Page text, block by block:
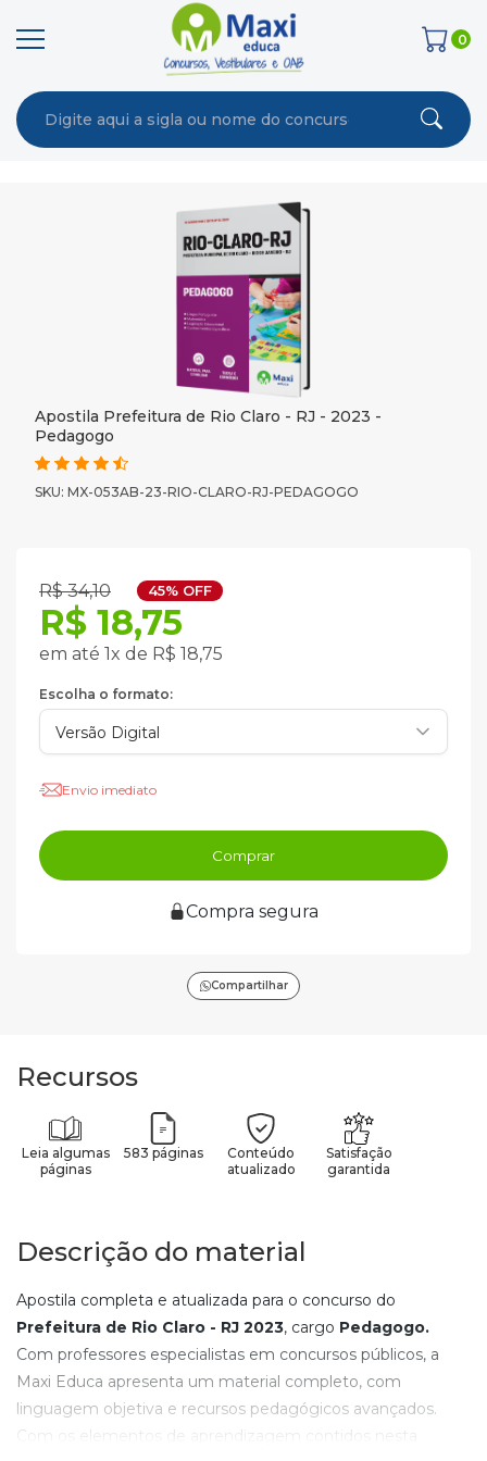
0
Apostila Prefeitura de Rio Claro - RJ - 2023 -
Pedagogo
SKU: MX-053AB-23-RIO-CLARO-RJ-PEDAGOGO
R$ 34,10 45% OFF
R$ 18,75
em até 1x de R$ 18,75
Escolha o formato:
Envio imediato
Comprar
Compra segura
Compartilhar
Recursos
Leia algumas
páginas
583 páginas
Conteúdo
atualizado
Satisfação
garantida
Descrição do material
Apostila completa e atualizada para o concurso do
Prefeitura de Rio Claro - RJ 2023, cargo Pedagogo.
Com professores especialistas em concursos públicos, a
Maxi Educa apresenta um material completo, com
linguagem objetiva e recursos pedagógicos avançados.
Com os elementos de aprendizagem contidos nesta